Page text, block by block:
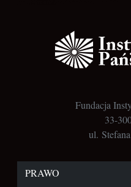
Fundacja
33-
ul.
PRAWO